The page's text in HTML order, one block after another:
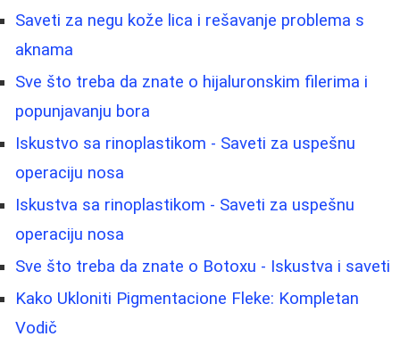
Saveti za negu kože lica i rešavanje problema s
aknama
Sve što treba da znate o hijaluronskim filerima i
popunjavanju bora
Iskustvo sa rinoplastikom - Saveti za uspešnu
operaciju nosa
Iskustva sa rinoplastikom - Saveti za uspešnu
operaciju nosa
Sve što treba da znate o Botoxu - Iskustva i saveti
Kako Ukloniti Pigmentacione Fleke: Kompletan
Vodič